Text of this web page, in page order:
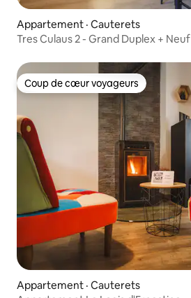
Appartement · Cauterets
Tres Culaus 2 - Grand Duplex + Neuf
Coup de cœur voyageurs
Coup de cœur voyageurs
Appartement · Cauterets